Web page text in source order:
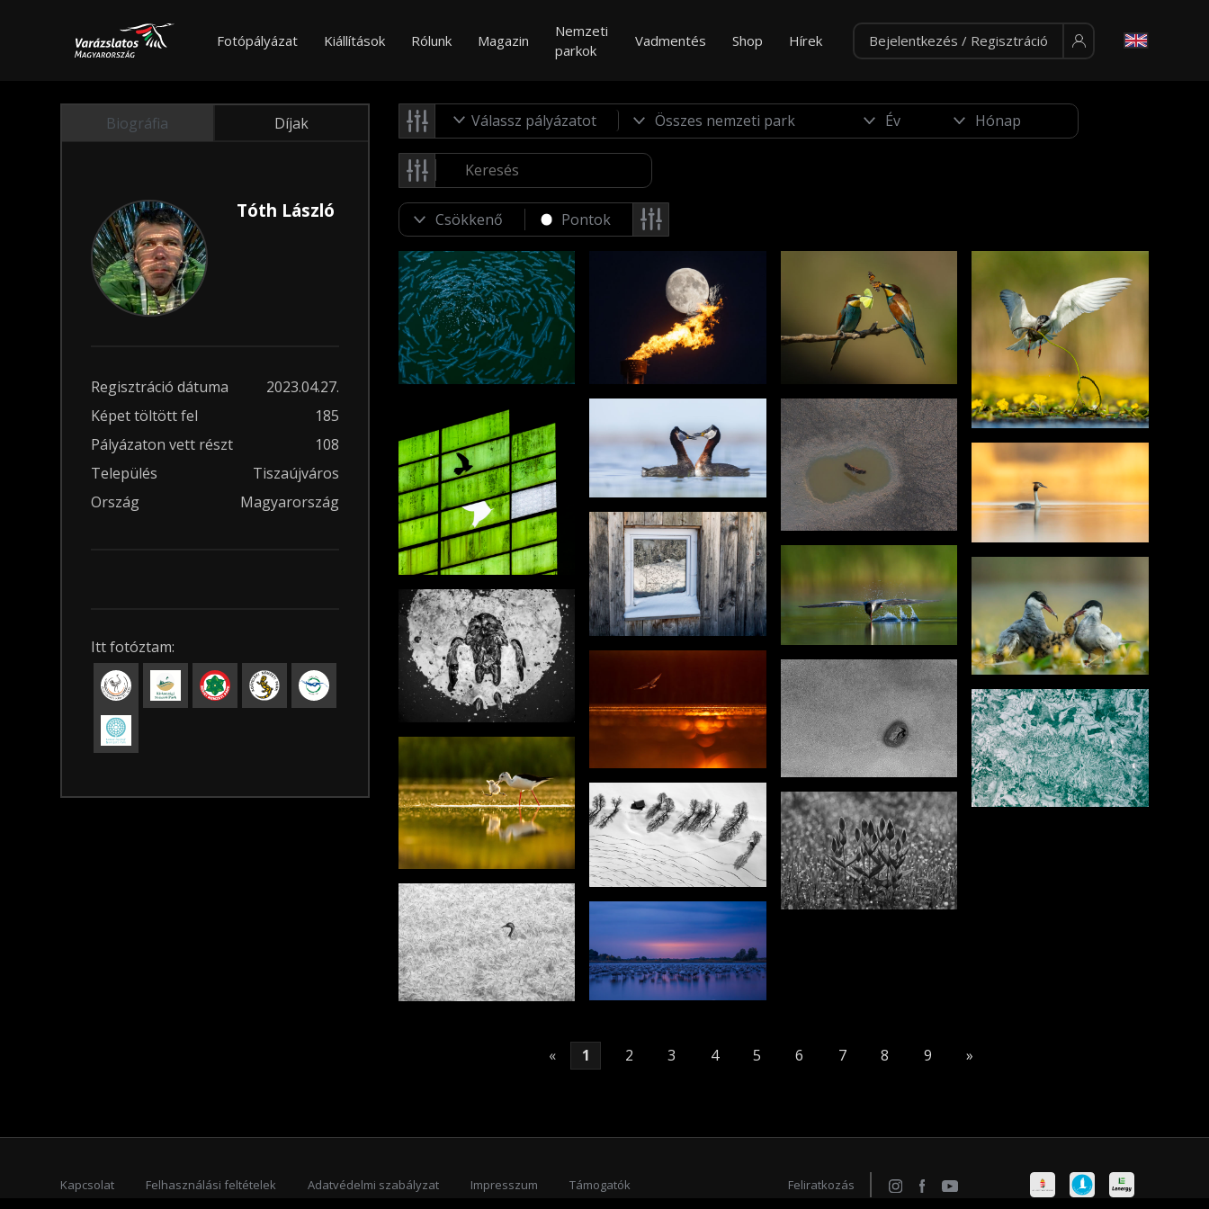
Fotópályázat Kiállítások Rólunk Magazin
Nemzeti
parkok
Vadmentés Shop Hírek Bejelentkezés / Regisztráció
Biográfia Díjak
Tóth László
Regisztráció dátuma
2023.04.27.
Képet töltött fel
185
Pályázaton vett részt
108
Település
Tiszaújváros
Ország
Magyarország
Itt fotóztam:
Válassz pályázatot
Pontok
« 1 2 3 4 5 6 7 8 9 »
Kapcsolat Felhasználási feltételek Adatvédelmi szabályzat Impresszum Támogatók Feliratkozás